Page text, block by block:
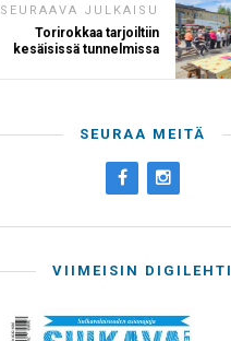
SEURAAVA JULKAISU
Torirokkaa tarjoiltiin
kesäisissä tunnelmissa
SEURAA MEITÄ
VIIMEISIN DIGILEHTI